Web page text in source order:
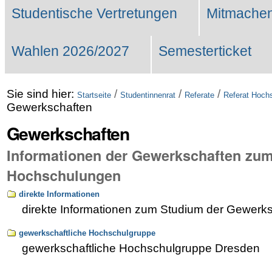
Studentische Vertretungen
Wahlen 2026/2027 Semesterticket
Sie sind hier: Startseite / Studentinnenrat / Referate / Referat
Gewerkschaften
Gewerkschaften
Informationen der Gewerkschaften
Hochschulungen
direkte Informationen
direkte Informationen zum Studium der
gewerkschaftliche Hochschulgruppe
gewerkschaftliche Hochschulgruppe Dresden